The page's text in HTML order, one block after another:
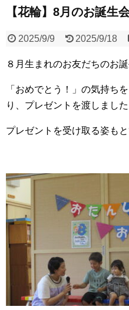
【花輪】8月のお誕生
2025/9/9 2025/9/18
８月生まれのお友だちのお
「おめでとう！」の気持ち
り、プレゼントを渡しました
プレゼントを受け取る姿も